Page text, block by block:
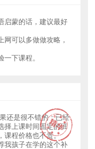
启蒙的话，建议最好
可以多做做攻略，
下课程。
还是很不错的；已经
择上课时间固定的班
课程价格也不贵。
我孩子在学的这个补